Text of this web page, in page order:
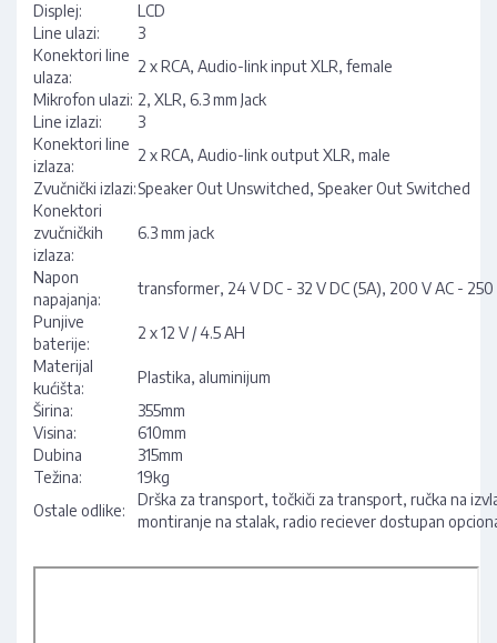
Displej:
LCD
Line ulazi:
3
Konektori line
ulaza:
2 x RCA, Audio-link input XLR, female
Mikrofon ulazi: 2, XLR, 6.3 mm Jack
Line izlazi:
3
Konektori line
izlaza:
2 x RCA, Audio-link output XLR, male
Zvučnički izlazi:Speaker Out Unswitched, Speaker Out Switched
Konektori
zvučničkih
izlaza:
6.3 mm jack
Napon
napajanja:
transformer, 24 V DC - 32 V DC (5A), 200 V AC - 250
Punjive
baterije:
2 x 12 V / 4.5 AH
Materijal
kućišta:
Plastika, aluminijum
Širina:
355mm
Visina:
610mm
Dubina
315mm
Težina:
19kg
Ostale odlike:
Drška za transport, točkiči za transport, ručka na
montiranje na stalak, radio reciever dostupan